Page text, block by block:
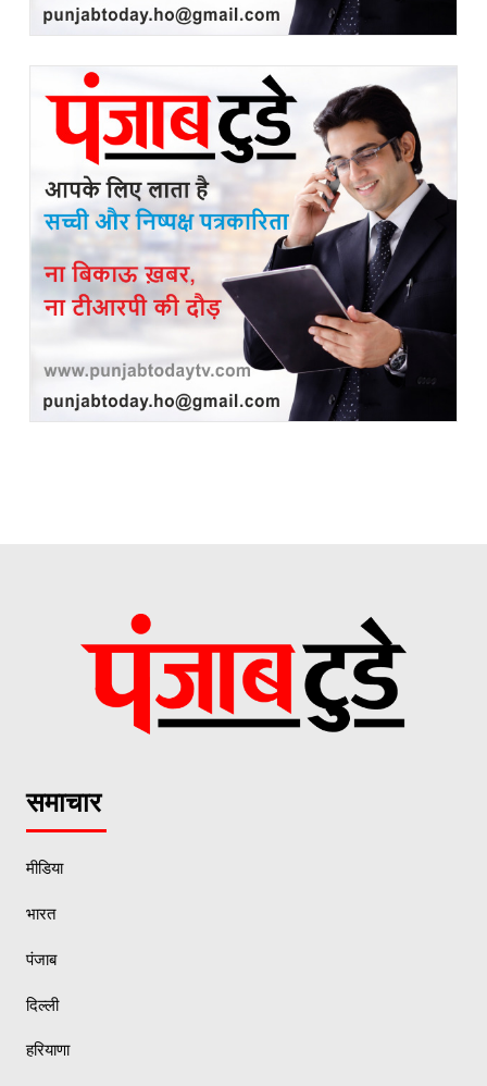
समाचार
मीडिया
भारत
पंजाब
दिल्ली
हरियाणा